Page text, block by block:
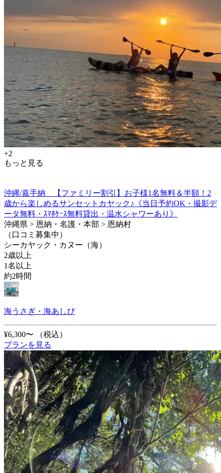
+2
もっと見る
沖縄/嘉手納 【ファミリー割引】お子様1名無料＆半額！2
歳から楽しめるサンセットカヤック♪《当日予約OK・撮影デ
ータ無料・ｽﾏﾎｹｰｽ無料貸出・温水シャワーあり》
沖縄県 > 恩納・名護・本部 > 恩納村
（口コミ募集中）
シーカヤック・カヌー（海）
2歳以上
1名以上
約2時間
海うさぎ・海あしび
¥6,300〜
（税込）
プランを見る